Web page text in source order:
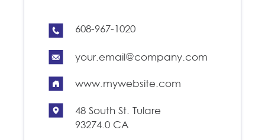
48 South St. Tulare
93274.0 CA
www.mywebsite.com
608-967-1020
your.email@company.com